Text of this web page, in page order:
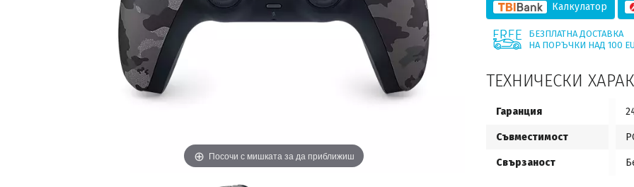
Посочи с мишката за да приближиш
Калкулатор
БЕЗПЛАТНА ДОСТАВКА
НА ПОРЪЧКИ НАД 100
ТЕХНИЧЕСКИ
Гаранция
Съвместимост
Свързаност